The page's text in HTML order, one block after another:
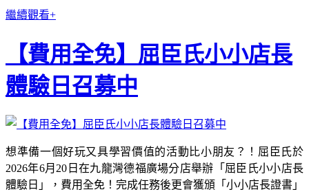
繼續觀看+
【費用全免】屈臣氏小小店長
體驗日召募中
想準備一個好玩又具學習價值的活動比小朋友？！屈臣氏於
2026年6月20日在九龍灣德福廣場分店舉辦「屈臣氏小小店長
體驗日」，費用全免！完成任務後更會獲頒「小小店長證書」